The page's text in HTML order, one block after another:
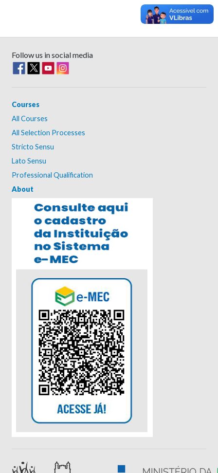
Follow us in social media
Courses
All Courses
All Selection Processes
Stricto Sensu
Lato Sensu
Professional Qualification
About